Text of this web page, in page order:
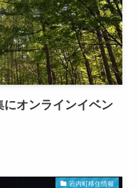
オンラインイベン
岩内町移住情報